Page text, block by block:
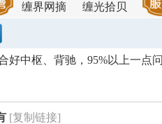
缠界网摘
缠光拾贝
好中枢、背驰，95%以上一点
[复制链接]